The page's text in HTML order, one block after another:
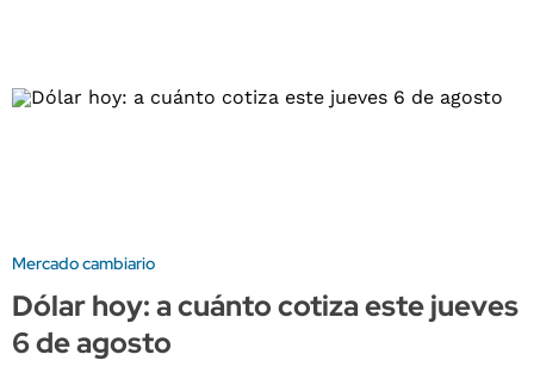
Mercado cambiario
Dólar hoy: a cuánto cotiza este jueves
6 de agosto